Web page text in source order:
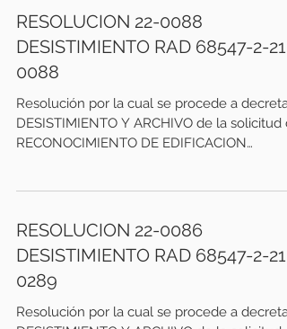
RESOLUCION 22-0088
DESISTIMIENTO RAD 68547-2-21-
0088
Resolución por la cual se procede a decretar
DESISTIMIENTO Y ARCHIVO de la solicitud
RECONOCIMIENTO DE EDIFICACION
RESOLUCION 22-0086
DESISTIMIENTO RAD 68547-2-21-
0289
Resolución por la cual se procede a decretar